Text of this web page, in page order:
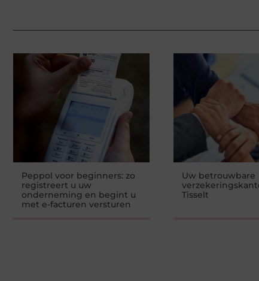
Peppol voor beginners: zo
registreert u uw
onderneming en begint u
met e-facturen versturen
Uw betrouwbare
Tisselt